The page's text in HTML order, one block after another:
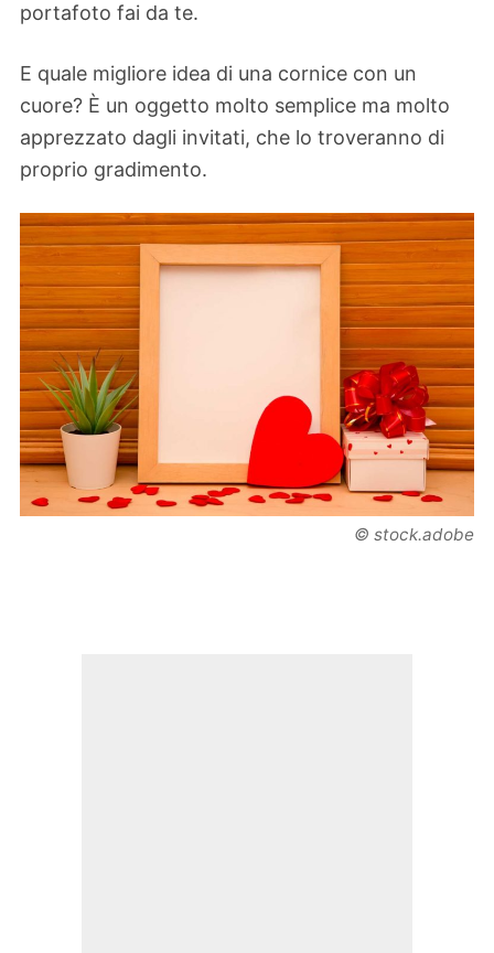
portafoto fai da te.
E quale migliore idea di una cornice con un
cuore? È un oggetto molto semplice ma molto
apprezzato dagli invitati, che lo troveranno di
proprio gradimento.
© stock.adobe